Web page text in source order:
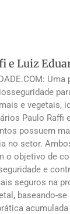
e Luiz
e vegetais,
Paulo Raffi
possuem
no setor.
o objetivo de
e
seguros na
baseando-se
acumulada